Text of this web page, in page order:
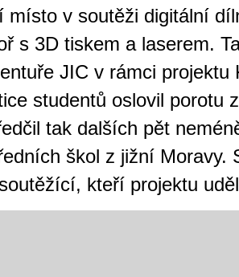
místo v soutěži digitální
s 3D tiskem a laserem.
JIC v rámci projektu
studentů oslovil porotu
tak dalších pět
škol z jižní Moravy.
kteří projektu
kasinové hry. V
širokou nabídku her
jak pro pravidelné
V...